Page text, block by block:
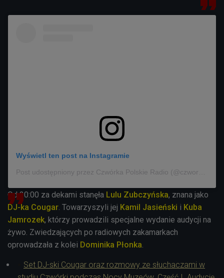
Wyświetl ten post na Instagramie
Od 20:00 za dekami stanęła Lulu Zubczyńska, znana jako
DJ-ka Cougar . Towarzyszyli jej Kamil Jasieński i Kuba
Jamrozek, którzy prowadzili specjalne wydanie audycji na
żywo. Zwiedzających po radiowych zakamarkach
oprowadzała z kolei Dominika Płonka
Set DJ-ski Cougar oraz rozmowy ze słuchaczami w